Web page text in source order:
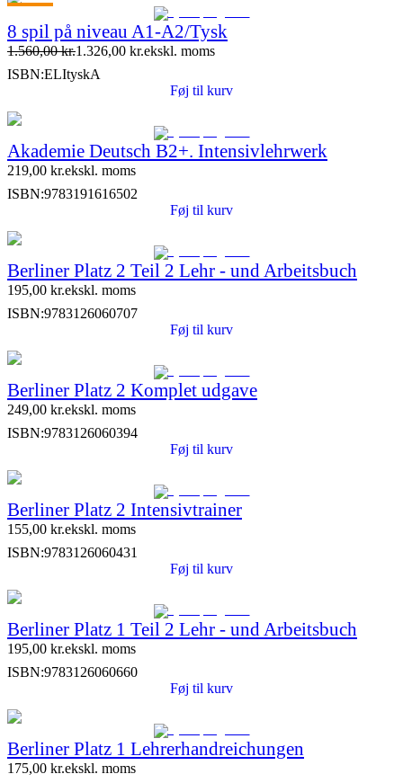
8 spil på niveau A1-A2/Tysk
1.560,00kr.1.326,00 kr.ekskl. moms
ISBN:ELItyskA
Føj til kurv
Akademie Deutsch B2+. Intensivlehrwerk
219,00 kr.ekskl. moms
ISBN:9783191616502
Føj til kurv
Berliner Platz 2 Teil 2 Lehr - und Arbeitsbuch
195,00 kr.ekskl. moms
ISBN:9783126060707
Føj til kurv
Berliner Platz 2 Komplet udgave
249,00 kr.ekskl. moms
ISBN:9783126060394
Føj til kurv
Berliner Platz 2 Intensivtrainer
155,00 kr.ekskl. moms
ISBN:9783126060431
Føj til kurv
Berliner Platz 1 Teil 2 Lehr - und Arbeitsbuch
195,00 kr.ekskl. moms
ISBN:9783126060660
Føj til kurv
Berliner Platz 1 Lehrerhandreichungen
175,00 kr.ekskl. moms